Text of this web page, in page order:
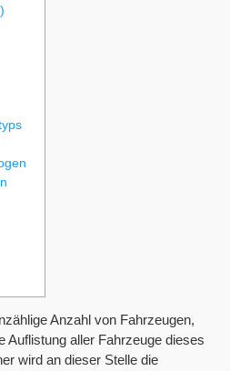
Anzahl von Fahrzeugen,
Auflistung aller Fahrzeuge dieses
wird an dieser Stelle die